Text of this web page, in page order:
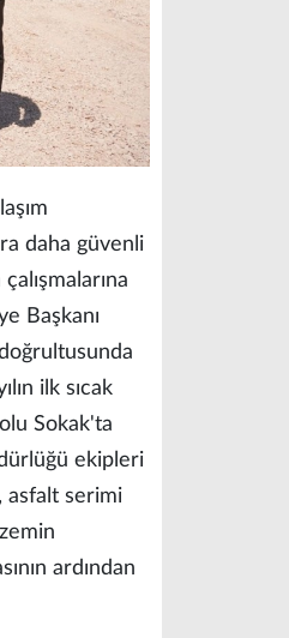
daha güvenli
Başkanı
ilk sıcak
Sokak'ta
ekipleri
asfalt serimi
ardından